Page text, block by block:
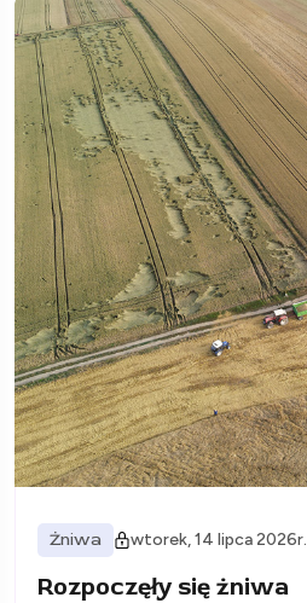
Żniwa wtorek, 14 lipca 2026r.
Rozpoczęły się żniwa